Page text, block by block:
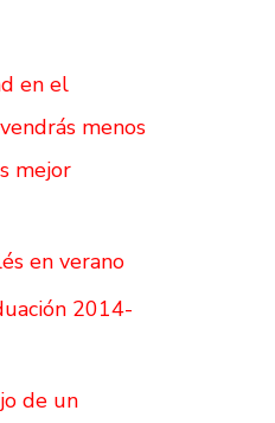
en el
menos
mejor
en verano
2014-
de un